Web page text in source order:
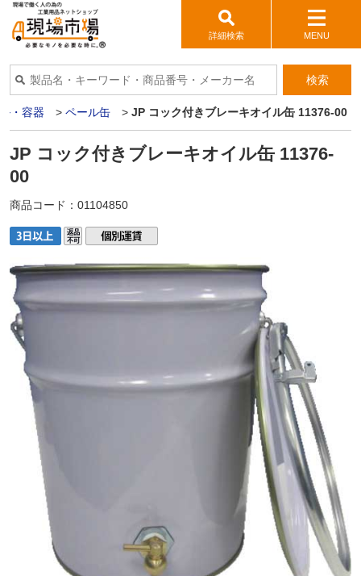
詳細検索 MENU
検索
・容器 > ペール缶 > JP コック付きブレーキオイル缶 11376-00
JP コック付きブレーキオイル缶 11376-
00
商品コード： 01104850